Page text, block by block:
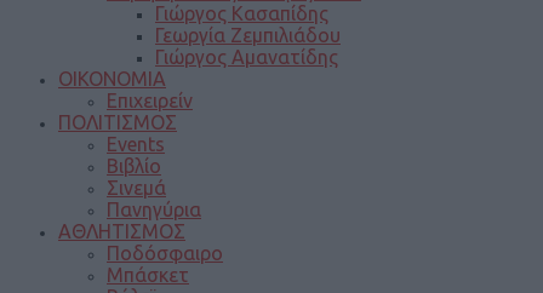
Γιώργος Κασαπίδης
Γεωργία Ζεμπιλιάδου
Γιώργος Αμανατίδης
ΟΙΚΟΝΟΜΙΑ
Επιχειρείν
ΠΟΛΙΤΙΣΜΟΣ
Events
Βιβλίο
Σινεμά
Πανηγύρια
ΑΘΛΗΤΙΣΜΟΣ
Ποδόσφαιρο
Μπάσκετ